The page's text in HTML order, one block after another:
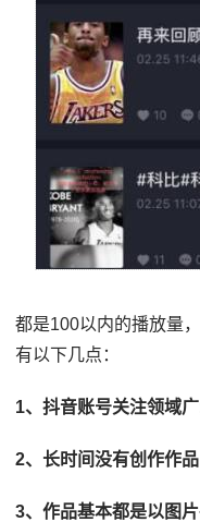
都是100以内的播放量
有以下几点：
1、抖音账号关注领域
2、长时间没有创作作
3、作品基本都是以图